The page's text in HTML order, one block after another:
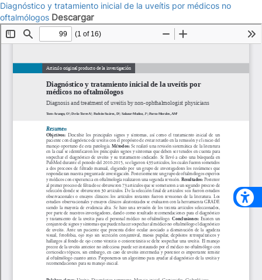
Diagnóstico y tratamiento inicial de la uveítis por médicos no
oftalmólogos Descargar